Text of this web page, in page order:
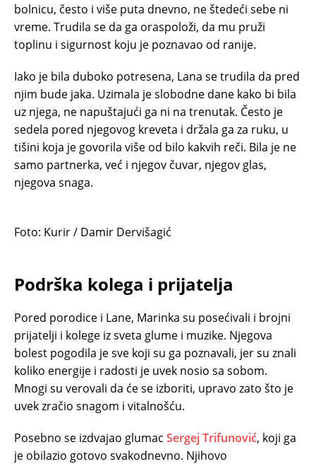
bolnicu, često i više puta dnevno, ne štedeći sebe ni
vreme. Trudila se da ga oraspoloži, da mu pruži
toplinu i sigurnost koju je poznavao od ranije.
Iako je bila duboko potresena, Lana se trudila da pred
njim bude jaka. Uzimala je slobodne dane kako bi bila
uz njega, ne napuštajući ga ni na trenutak. Često je
sedela pored njegovog kreveta i držala ga za ruku, u
tišini koja je govorila više od bilo kakvih reči. Bila je ne
samo partnerka, već i njegov čuvar, njegov glas,
njegova snaga.
Foto: Kurir / Damir Dervišagić
Podrška kolega i prijatelja
Pored porodice i Lane, Marinka su posećivali i brojni
prijatelji i kolege iz sveta glume i muzike. Njegova
bolest pogodila je sve koji su ga poznavali, jer su znali
koliko energije i radosti je uvek nosio sa sobom.
Mnogi su verovali da će se izboriti, upravo zato što je
uvek zračio snagom i vitalnošću.
Posebno se izdvajao glumac Sergej Trifunović, koji ga
je obilazio gotovo svakodnevno. Njihovo